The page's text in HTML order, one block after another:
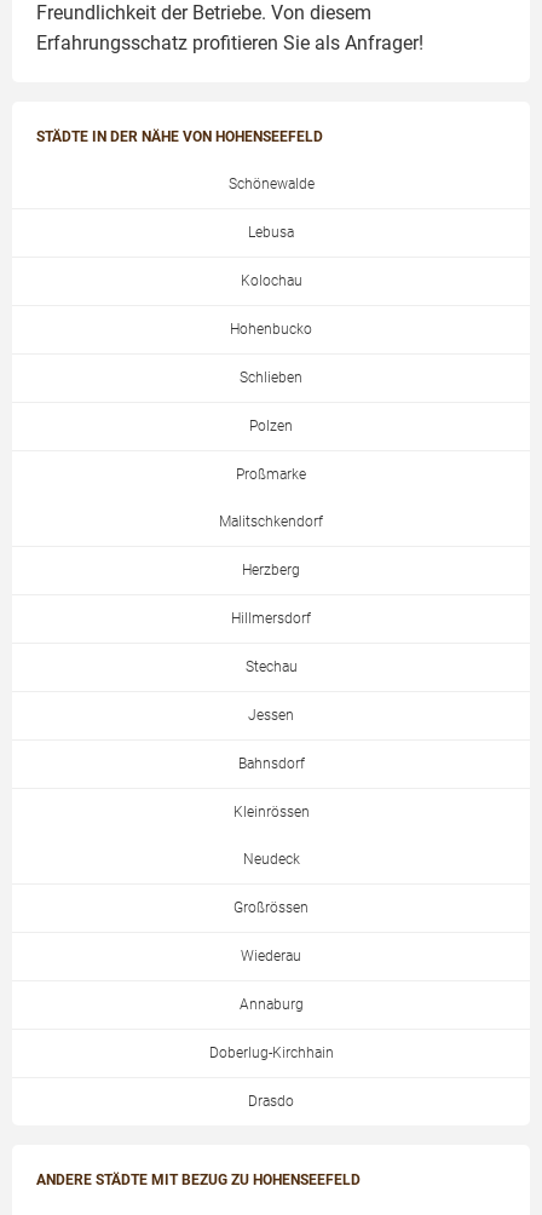
Freundlichkeit der Betriebe. Von diesem
Erfahrungsschatz profitieren Sie als Anfrager!
STÄDTE IN DER NÄHE VON HOHENSEEFELD
Schönewalde
Lebusa
Kolochau
Hohenbucko
Schlieben
Polzen
Proßmarke
Malitschkendorf
Herzberg
Hillmersdorf
Stechau
Jessen
Bahnsdorf
Kleinrössen
Neudeck
Großrössen
Wiederau
Annaburg
Doberlug-Kirchhain
Drasdo
ANDERE STÄDTE MIT BEZUG ZU HOHENSEEFELD